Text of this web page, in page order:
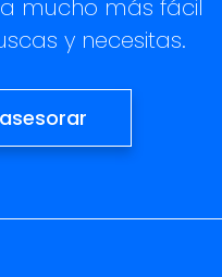
mucho más fácil
y necesitas.